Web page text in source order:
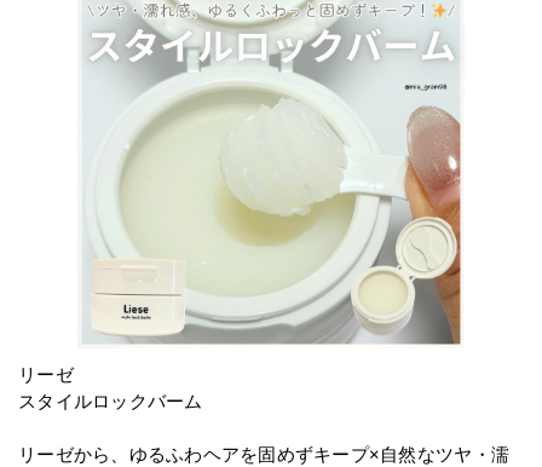
リーゼ
スタイルロックバーム
リーゼから、ゆるふわヘアを固めずキープ×自然なツヤ・濡